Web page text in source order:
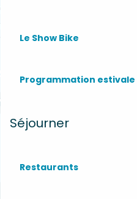
Le Show Bike
Programmation estivale
Séjourner
Restaurants